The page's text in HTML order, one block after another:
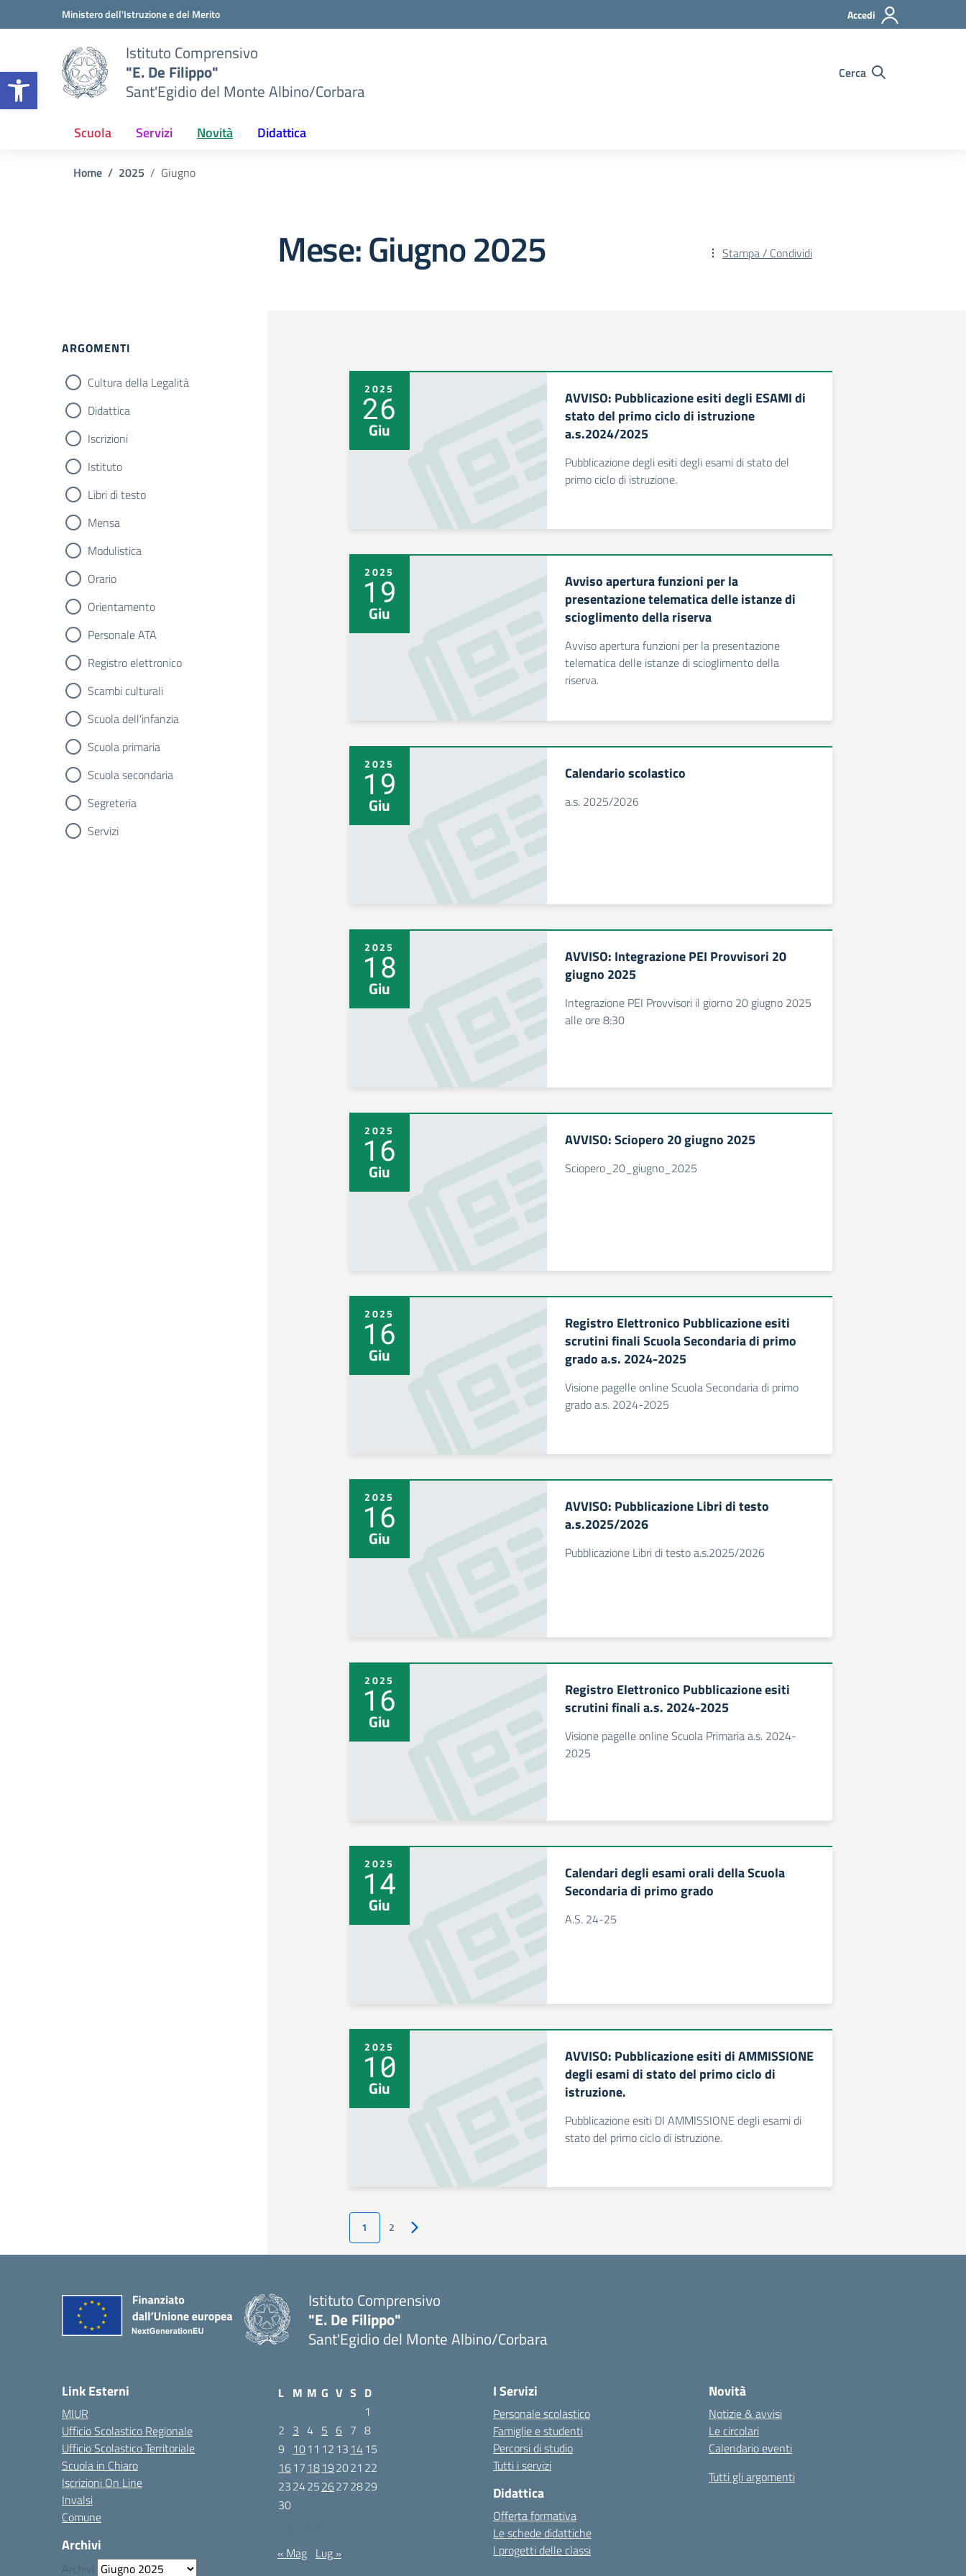
Apri la barra degli strumenti
Vai ai contenuti
Vai al menu di navigazioneMinistero dell'Istruzione e del Merito Accedi
Istituto Comprensivo
"E. De Filippo"
Sant'Egidio del Monte Albino/Corbara
Cerca
Scuola Servizi Novità Didattica
Home 2025 Giugno
Mese:Giugno 2025 Stampa / Condividi
ARGOMENTI
Cultura della Legalità
Didattica
Iscrizioni
Istituto
Libri di testo
Mensa
Modulistica
Orario
Orientamento
Personale ATA
Registro elettronico
Scambi culturali
Scuola dell'infanzia
Scuola primaria
Scuola secondaria
Segreteria
Servizi
2025
26
Giu
AVVISO: Pubblicazione esiti degli ESAMI di
stato del primo ciclo di istruzione
a.s.2024/2025
Pubblicazione degli esiti degli esami di stato del
primo ciclo di istruzione.
2025
19
Giu
Avviso apertura funzioni per la
presentazione telematica delle istanze di
scioglimento della riserva
Avviso apertura funzioni per la presentazione
telematica delle istanze di scioglimento della
riserva.
2025
19
Giu
Calendario scolastico
a.s. 2025/2026
2025
18
Giu
AVVISO: Integrazione PEI Provvisori 20
giugno 2025
Integrazione PEI Provvisori il giorno 20 giugno 2025
alle ore 8:30
2025
16
Giu
AVVISO: Sciopero 20 giugno 2025
Sciopero_20_giugno_2025
2025
16
Giu
Registro Elettronico Pubblicazione esiti
scrutini finali Scuola Secondaria di primo
grado a.s. 2024-2025
Visione pagelle online Scuola Secondaria di primo
grado a.s. 2024-2025
2025
16
Giu
AVVISO: Pubblicazione Libri di testo
a.s.2025/2026
Pubblicazione Libri di testo a.s.2025/2026
2025
16
Giu
Registro Elettronico Pubblicazione esiti
scrutini finali a.s. 2024-2025
Visione pagelle online Scuola Primaria a.s. 2024-
2025
2025
14
Giu
Calendari degli esami orali della Scuola
Secondaria di primo grado
A.S. 24-25
2025
10
Giu
AVVISO: Pubblicazione esiti di AMMISSIONE
degli esami di stato del primo ciclo di
istruzione.
Pubblicazione esiti DI AMMISSIONE degli esami di
stato del primo ciclo di istruzione.
1 2 Pagina successiva
Istituto Comprensivo
"E. De Filippo"
Sant'Egidio del Monte Albino/Corbara
Link Esterni
MIUR
Ufficio Scolastico Regionale
Ufficio Scolastico Territoriale
Scuola in Chiaro
Iscrizioni On Line
Invalsi
Comune
Archivi
Archivi
L M M G V S D
1
2 3 4 5 6 7 8
9 1011 12 13 1415
1617 18192021 22
23242526272829
30
« Mag Lug »
I Servizi
Personale scolastico
Famiglie e studenti
Percorsi di studio
Tutti i servizi
Didattica
Offerta formativa
Le schede didattiche
I progetti delle classi
Novità
Notizie & avvisi
Le circolari
Calendario eventi
Tutti gli argomenti